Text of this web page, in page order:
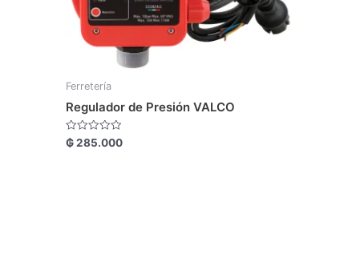
Ferretería
Regulador de Presión VALCO
Valorado
con
₲285.000